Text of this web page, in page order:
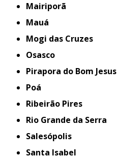
Mairiporã
Mauá
Mogi das Cruzes
Osasco
Pirapora do Bom Jesus
Poá
Ribeirão Pires
Rio Grande da Serra
Salesópolis
Santa Isabel